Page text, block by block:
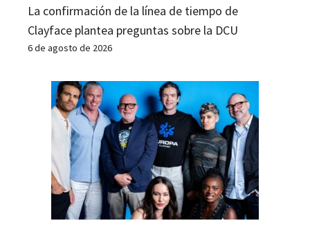
La confirmación de la línea de tiempo de
Clayface plantea preguntas sobre la DCU
6 de agosto de 2026